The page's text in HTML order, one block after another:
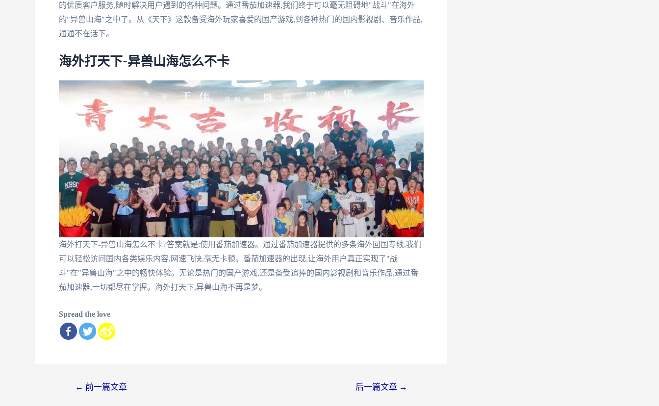
的优质客户服务,随时解决用户遇到的各种问题。通过番茄加速器,我们终于可以毫无阻碍地"战斗"在海外
的"异兽山海"之中了。从《天下》这款备受海外玩家喜爱的国产游戏,到各种热门的国内影视剧、音乐作品,
通通不在话下。
海外打天下-异兽山海怎么不卡
海外打天下-异兽山海怎么不卡?答案就是:使用番茄加速器。通过番茄加速器提供的多条海外回国专线,我们
可以轻松访问国内各类娱乐内容,网速飞快,毫无卡顿。番茄加速器的出现,让海外用户真正实现了"战
斗"在"异兽山海"之中的畅快体验。无论是热门的国产游戏,还是备受追捧的国内影视剧和音乐作品,通过番
茄加速器,一切都尽在掌握。海外打天下,异兽山海不再是梦。
Spread the love
← 前一篇文章 后一篇文章 →